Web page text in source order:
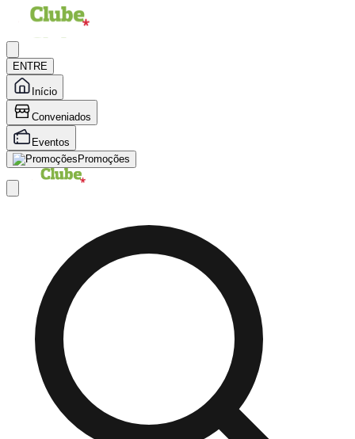
ENTRE
Início
Conveniados
Eventos
Promoções